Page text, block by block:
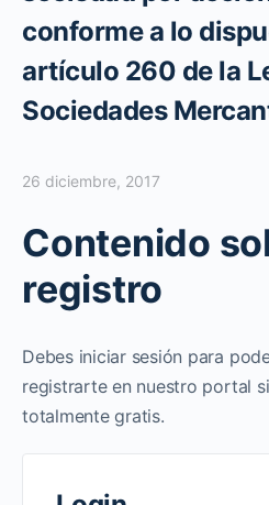
conforme a lo
artículo 260 de la
Sociedades
26 diciembre, 2017
Contenido
registro
Debes iniciar sesión para
registrarte en nuestro portal
totalmente gratis.